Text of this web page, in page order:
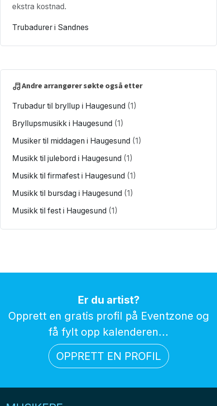
ekstra kostnad.
Trubadurer i Sandnes
Andre arrangører søkte også etter
Trubadur til bryllup i Haugesund (1)
Bryllupsmusikk i Haugesund (1)
Musiker til middagen i Haugesund (1)
Musikk til julebord i Haugesund (1)
Musikk til firmafest i Haugesund (1)
Musikk til bursdag i Haugesund (1)
Musikk til fest i Haugesund (1)
Er du artist?
Opprett en gratis profil på Eventzone og
få fylt opp kalenderen...
OPPRETT EN PROFIL